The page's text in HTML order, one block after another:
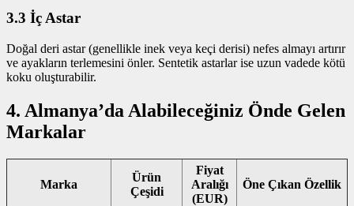
3.3 İç Astar
Doğal deri astar (genellikle inek veya keçi derisi) nefes almayı artırır
ve ayakların terlemesini önler. Sentetik astarlar ise uzun vadede kötü
koku oluşturabilir.
4. Almanya’da Alabileceğiniz Önde Gelen
Markalar
Marka
Ürün
Çeşidi
Fiyat
Aralığı
(EUR)
Öne Çıkan Özellik